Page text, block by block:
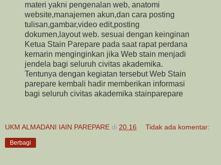
materi yakni pengenalan web, anatomi
website,manajemen akun,dan cara posting
tulisan,gambar,video edit,posting
dokumen,layout web. sesuai dengan keinginan
Ketua Stain Parepare pada saat rapat perdana
kemarin menginginkan jika Web stain menjadi
jendela bagi seluruh civitas akademika.
Tentunya dengan kegiatan tersebut Web Stain
parepare kembali hadir memberikan informasi
bagi seluruh civitas akademika stainparepare
UKM ALMADANI IAIN PAREPARE di 20.16 Tidak ada komentar:
Berbagi